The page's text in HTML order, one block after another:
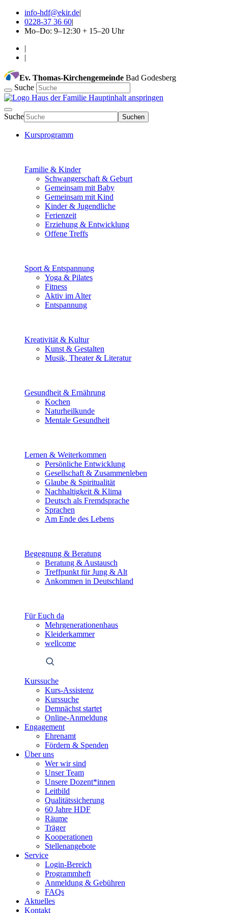
info-hdf@ekir.de|
0228-37 36 60|
Mo–Do: 9–12:30 + 15–20 Uhr
|
|
Ev. Thomas-Kirchengemeinde Bad Godesberg
Suche
Hauptinhalt anspringen
Suche Suchen
Kursprogramm
Familie & Kinder
Schwangerschaft & Geburt
Gemeinsam mit Baby
Gemeinsam mit Kind
Kinder & Jugendliche
Ferienzeit
Erziehung & Entwicklung
Offene Treffs
Sport & Entspannung
Yoga & Pilates
Fitness
Aktiv im Alter
Entspannung
Kreativität & Kultur
Kunst & Gestalten
Musik, Theater & Literatur
Gesundheit & Ernährung
Kochen
Naturheilkunde
Mentale Gesundheit
Lernen & Weiterkommen
Persönliche Entwicklung
Gesellschaft & Zusammenleben
Glaube & Spiritualität
Nachhaltigkeit & Klima
Deutsch als Fremdsprache
Sprachen
Am Ende des Lebens
Begegnung & Beratung
Beratung & Austausch
Treffpunkt für Jung & Alt
Ankommen in Deutschland
Für Euch da
Mehrgenerationenhaus
Kleiderkammer
wellcome
Kurssuche
Kurs-Assistenz
Kurssuche
Demnächst startet
Online-Anmeldung
Engagement
Ehrenamt
Fördern & Spenden
Über uns
Wer wir sind
Unser Team
Unsere Dozent*innen
Leitbild
Qualitätssicherung
60 Jahre HDF
Räume
Träger
Kooperationen
Stellenangebote
Service
Login-Bereich
Programmheft
Anmeldung & Gebühren
FAQs
Aktuelles
Kontakt